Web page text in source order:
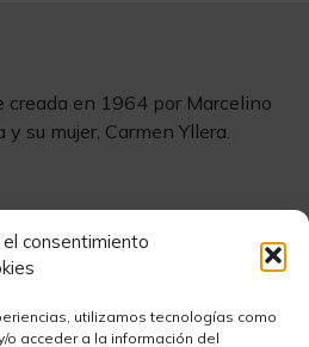
consentimiento
utilizamos tecnologías como
o acceder a la información del
creada en 1964 por Marcelino
su mujer, Carmen Yllera.